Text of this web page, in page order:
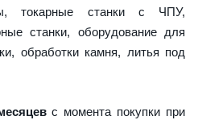
токарные станки с ЧПУ,
станки, оборудование для
обработки камня, литья под
с момента покупки при